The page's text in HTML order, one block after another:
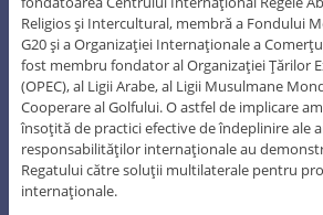
Religios şi Intercultural, membră a Fondului
G20 şi a Organizaţiei Internaţionale a
fost membru fondator al Organizaţiei Ţărilor
(OPEC), al Ligii Arabe, al Ligii Musulmane
Cooperare al Golfului. O astfel de implicare
însoţită de practici efective de îndeplinire ale
responsabilităţilor internaţionale au
Regatului către soluţii multilaterale pentru
internaţionale.